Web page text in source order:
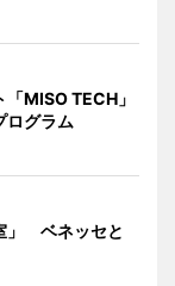
MISO TECH」
グラム
」 ベネッセと